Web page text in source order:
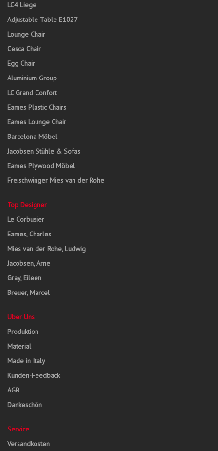
LC4 Liege
Adjustable Table E1027
Lounge Chair
Cesca Chair
Egg Chair
Aluminium Group
LC Grand Confort
Eames Plastic Chairs
Eames Lounge Chair
Barcelona Möbel
Jacobsen Stühle & Sofas
Eames Plywood Möbel
Freischwinger Mies van der Rohe
Top Designer
Le Corbusier
Eames, Charles
Mies van der Rohe, Ludwig
Jacobsen, Arne
Gray, Eileen
Breuer, Marcel
Über Uns
Produktion
Material
Made in Italy
Kunden-Feedback
AGB
Dankeschön
Service
Versandkosten